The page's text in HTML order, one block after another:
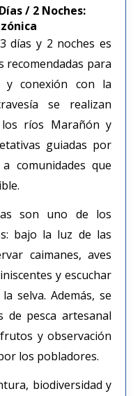
/ 2 Noches:
días y 2 noches es
recomendadas para
y conexión con la
se realizan
ríos Marañón y
guiadas por
comunidades que
son uno de los
bajo la luz de las
caimanes, aves
y escuchar
selva. Además, se
de pesca artesanal
y observación
los pobladores.
biodiversidad y